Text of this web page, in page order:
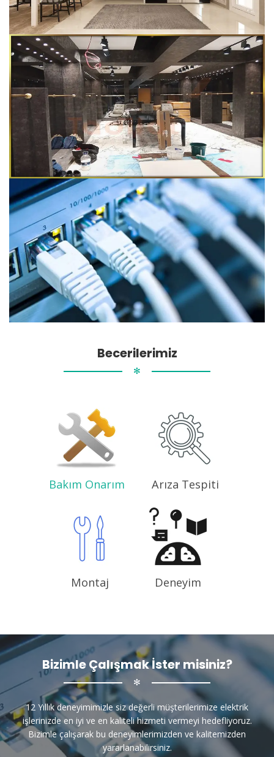
Becerilerimiz
✻
Bakım Onarım Arıza Tespiti
Montaj Deneyim
Bizimle Çalışmak İster misiniz?
✻
12 Yıllık deneyimimizle siz değerli müşterilerimize elektrik
işlerinizde en iyi ve en kaliteli hizmeti vermeyi hedefliyoruz.
Bizimle çalışarak bu deneyimlerimizden ve kalitemizden
yararlanabilirsiniz.